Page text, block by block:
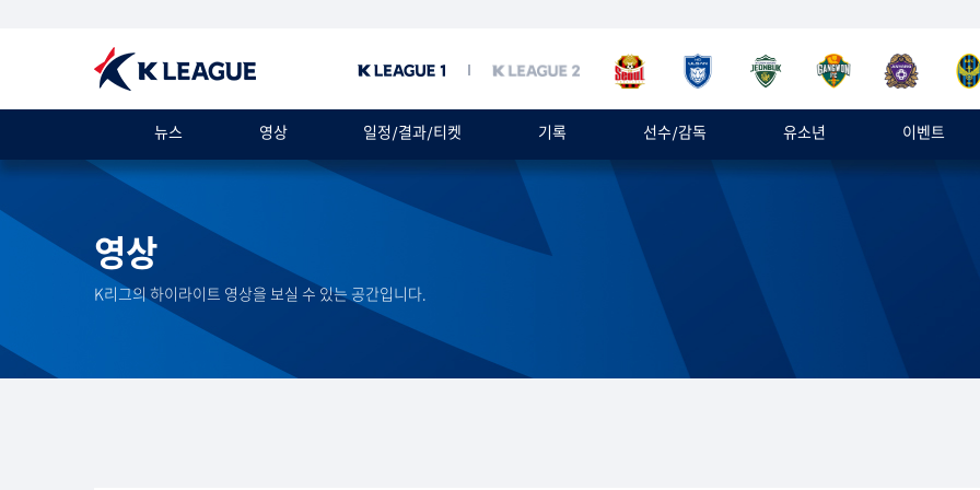
뉴스 영상 일정/결과/티켓 기록 선수/감독 유소년 이벤트
영상
K리그의 하이라이트 영상을 보실 수 있는 공간입니다.